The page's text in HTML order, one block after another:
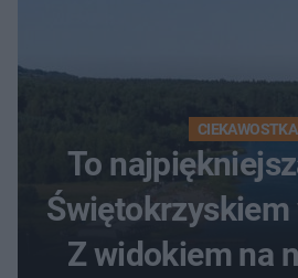
CIEKAWOSTKA
To
Świętokrzyskiem
Z widokiem na